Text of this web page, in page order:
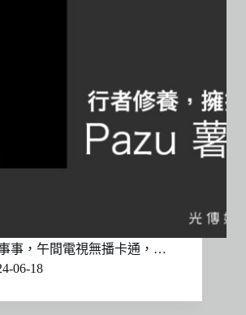
事，午間電視無播卡通，…
06-18